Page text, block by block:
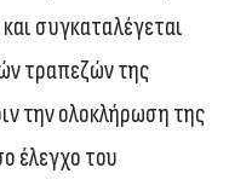
συγκαταλέγεται
τραπεζών της
την ολοκλήρωση της
έλεγχο του